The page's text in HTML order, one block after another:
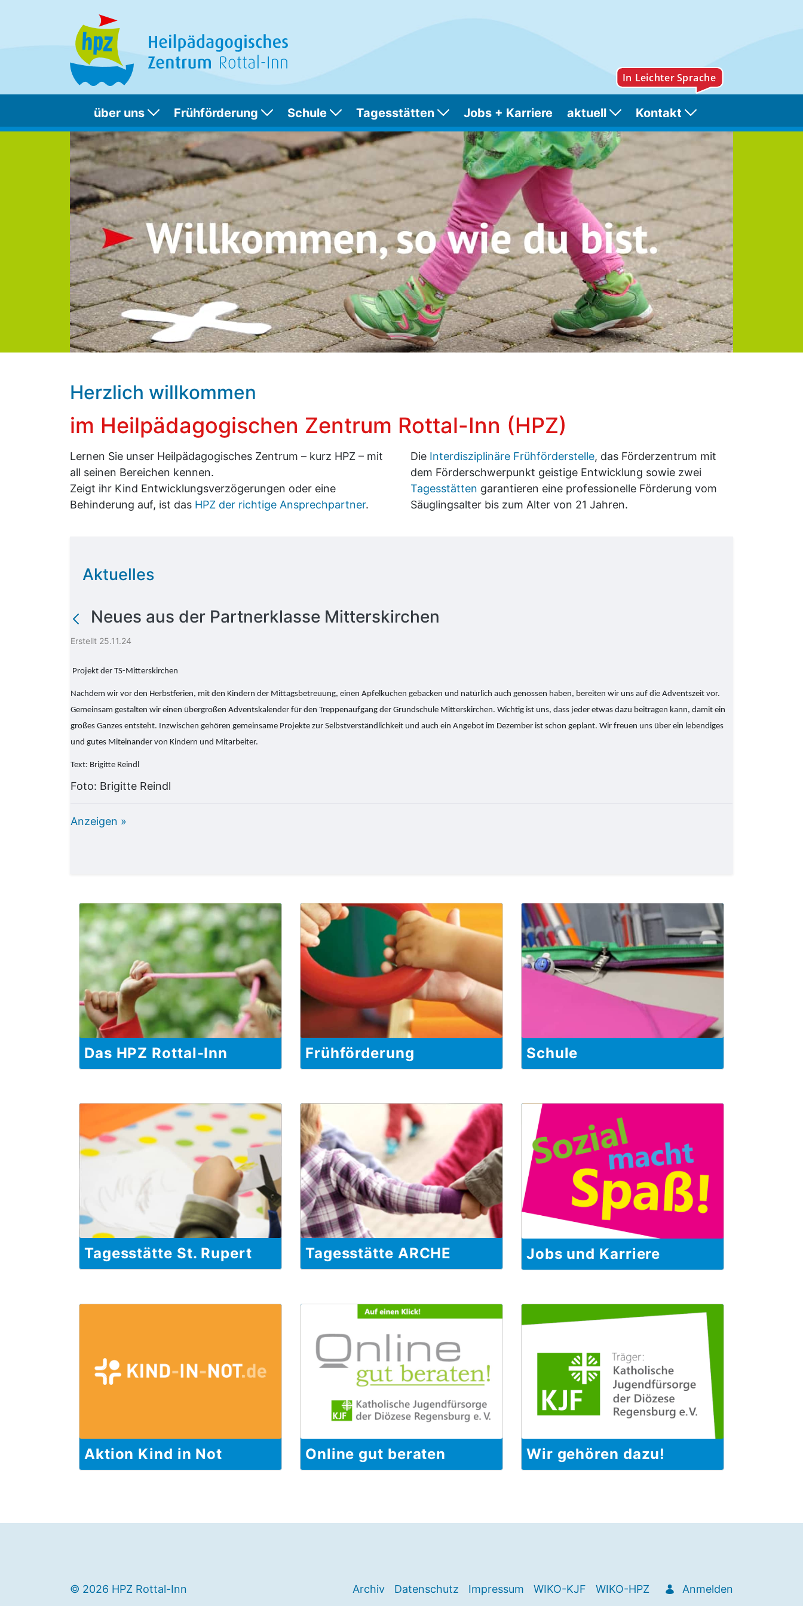
über uns Frühförderung Schule Tagesstätten Jobs + Karriere aktuell Kontakt
Herzlich willkommen
im Heilpädagogischen Zentrum Rottal-Inn (HPZ)
Lernen Sie unser Heilpädagogisches Zentrum – kurz HPZ – mit
all seinen Bereichen kennen.
​​​​​​​Zeigt ihr Kind Entwicklungsverzögerungen oder eine
Behinderung auf, ist das HPZ der richtige Ansprechpartner.
Die Interdisziplinäre Frühförderstelle, das Förderzentrum mit
dem Förderschwerpunkt geistige Entwicklung sowie zwei
Tagesstätten garantieren eine professionelle Förderung vom
Säuglingsalter bis zum Alter von 21 Jahren.
Aktuelles
Neues aus der Partnerklasse Mitterskirchen
Erstellt 25.11.24
Projekt der TS-Mitterskirchen
Nachdem wir vor den Herbstferien, mit den Kindern der Mittagsbetreuung, einen Apfelkuchen gebacken und natürlich auch genossen haben, bereiten wir uns auf die Adventszeit vor.
Gemeinsam gestalten wir einen übergroßen Adventskalender für den Treppenaufgang der Grundschule Mitterskirchen. Wichtig ist uns, dass jeder etwas dazu beitragen kann, damit ein
großes Ganzes entsteht. Inzwischen gehören gemeinsame Projekte zur Selbstverständlichkeit und auch ein Angebot im Dezember ist schon geplant. Wir freuen uns über ein lebendiges
und gutes Miteinander von Kindern und Mitarbeiter.
​​​​​​​Text: Brigitte Reindl
Foto: Brigitte Reindl
Anzeigen »
Das HPZ Rottal-Inn Frühförderung Schule
Tagesstätte St. Rupert Tagesstätte ARCHE Jobs und Karriere
Aktion Kind in Not Online gut beraten Wir gehören dazu!
© 2026 HPZ Rottal-Inn Archiv Datenschutz Impressum WIKO-KJF WIKO-HPZ Anmelden